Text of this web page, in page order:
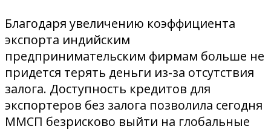
Благодаря увеличению коэффициента
экспорта индийским
предпринимательским фирмам больше не
придется терять деньги из-за отсутствия
залога. Доступность кредитов для
экспортеров без залога позволила сегодня
ММСП безрисково выйти на глобальные